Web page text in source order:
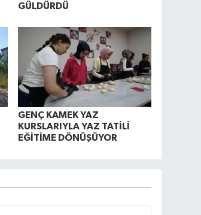
GÜLDÜRDÜ
GENÇ KAMEK YAZ
KURSLARIYLA YAZ TATİLİ
EĞİTİME DÖNÜŞÜYOR